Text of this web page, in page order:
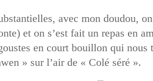
avec mon doudou,
et on s’est fait un repas en
en court bouillon qui nous
» sur l’air de « Colé séré ».